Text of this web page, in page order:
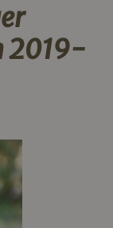
2019-